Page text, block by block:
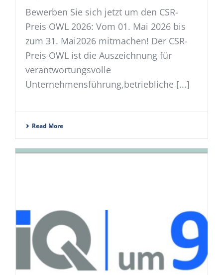
Bewerben Sie sich jetzt um den CSR-
Preis OWL 2026: Vom 01. Mai 2026 bis
zum 31. Mai2026 mitmachen! Der CSR-
Preis OWL ist die Auszeichnung für
verantwortungsvolle
Unternehmensführung,betriebliche [...]
Read More